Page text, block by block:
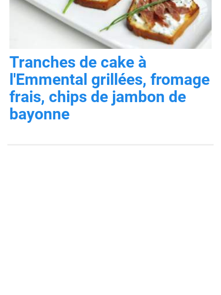
Tranches de cake à
l'Emmental grillées, fromage
frais, chips de jambon de
bayonne